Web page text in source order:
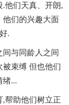
他们天真、开朗,
他们的兴趣大面
.
与同龄人之间
束缚 但也他们
绪...
帮助他们树立正